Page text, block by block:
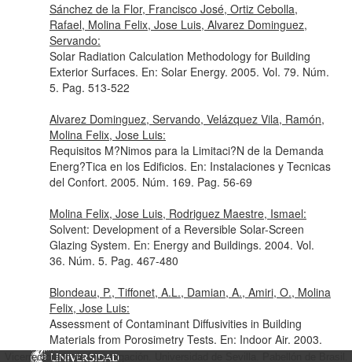
Sánchez de la Flor, Francisco José, Ortiz Cebolla,
Rafael, Molina Felix, Jose Luis, Alvarez Dominguez,
Servando:
Solar Radiation Calculation Methodology for Building
Exterior Surfaces. En: Solar Energy. 2005. Vol. 79. Núm.
5. Pag. 513-522
Alvarez Dominguez, Servando, Velázquez Vila, Ramón,
Molina Felix, Jose Luis:
Requisitos M?Nimos para la Limitaci?N de la Demanda
Energ?Tica en los Edificios. En: Instalaciones y Tecnicas
del Confort. 2005. Núm. 169. Pag. 56-69
Molina Felix, Jose Luis, Rodriguez Maestre, Ismael:
Solvent: Development of a Reversible Solar-Screen
Glazing System. En: Energy and Buildings. 2004. Vol.
36. Núm. 5. Pag. 467-480
Blondeau, P., Tiffonet, A.L., Damian, A., Amiri, O., Molina
Felix, Jose Luis:
Assessment of Contaminant Diffusivities in Building
Materials from Porosimetry Tests. En: Indoor Air. 2003.
Vol. 13. Núm. 3. Pag. 302-310
Vicerrectorado de Investigación. Universidad de Sevilla. Pabellón de Brasil.